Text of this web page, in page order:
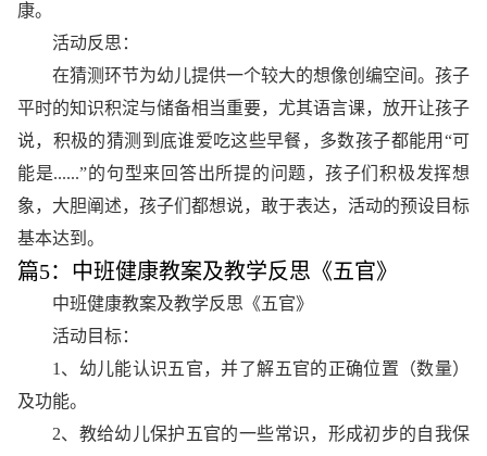
康。
活动反思：
在猜测环节为幼儿提供一个较大的想像创编空间。孩子
平时的知识积淀与储备相当重要，尤其语言课，放开让孩子
说，积极的猜测到底谁爱吃这些早餐，多数孩子都能用“可
能是......”的句型来回答出所提的问题，孩子们积极发挥想
象，大胆阐述，孩子们都想说，敢于表达，活动的预设目标
基本达到。
篇5：中班健康教案及教学反思《五官》
中班健康教案及教学反思《五官》
活动目标：
1、幼儿能认识五官，并了解五官的正确位置（数量）
及功能。
2、教给幼儿保护五官的一些常识，形成初步的自我保